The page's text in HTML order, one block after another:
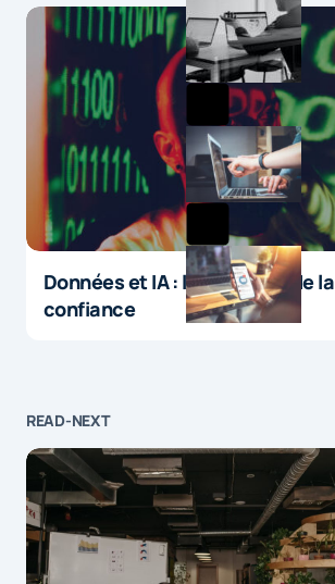
Données et IA : le paradoxe de la
confiance
READ-NEXT